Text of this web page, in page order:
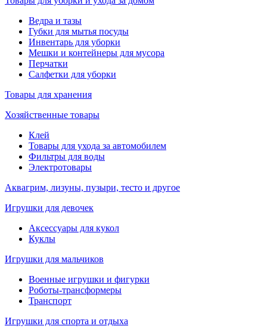
Ведра и тазы
Губки для мытья посуды
Инвентарь для уборки
Мешки и контейнеры для мусора
Перчатки
Салфетки для уборки
Товары для хранения
Хозяйственные товары
Клей
Товары для ухода за автомобилем
Фильтры для воды
Электротовары
Аквагрим, лизуны, пузыри, тесто и другое
Игрушки для девочек
Аксессуары для кукол
Куклы
Игрушки для мальчиков
Военные игрушки и фигурки
Роботы-трансформеры
Транспорт
Игрушки для спорта и отдыха